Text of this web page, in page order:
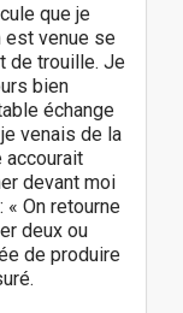
que je
est venue se
de trouille. Je
bien
échange
venais de la
accourait
devant moi
« On retourne
deux ou
de produire